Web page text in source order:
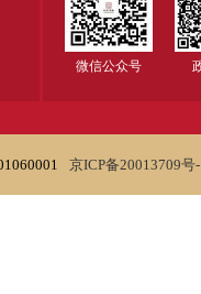
微信公众号
京ICP备20013709号-